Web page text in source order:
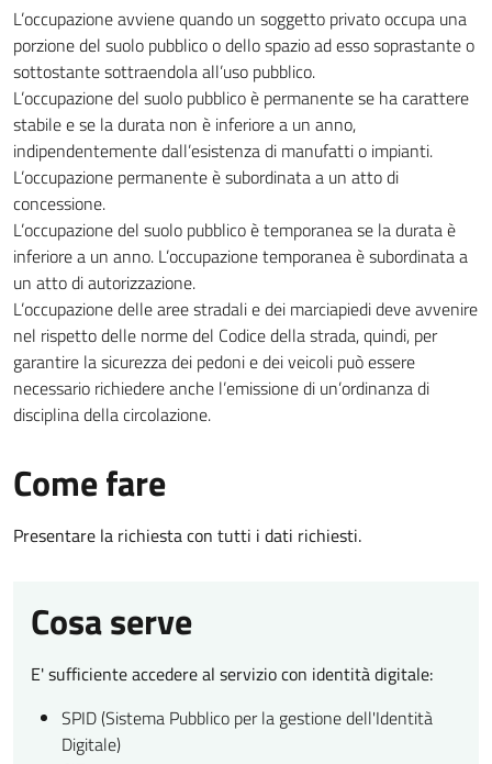
L’occupazione avviene quando un soggetto privato occupa una
porzione del suolo pubblico o dello spazio ad esso soprastante o
sottostante sottraendola all’uso pubblico.
L’occupazione del suolo pubblico è permanente se ha carattere
stabile e se la durata non è inferiore a un anno,
indipendentemente dall’esistenza di manufatti o impianti.
L’occupazione permanente è subordinata a un atto di
concessione.
L’occupazione del suolo pubblico è temporanea se la durata è
inferiore a un anno. L’occupazione temporanea è subordinata a
un atto di autorizzazione.
L’occupazione delle aree stradali e dei marciapiedi deve avvenire
nel rispetto delle norme del Codice della strada, quindi, per
garantire la sicurezza dei pedoni e dei veicoli può essere
necessario richiedere anche l’emissione di un’ordinanza di
disciplina della circolazione.
Come fare
Presentare la richiesta con tutti i dati richiesti.
Cosa serve
E' sufficiente accedere al servizio con identità digitale:
SPID (Sistema Pubblico per la gestione dell'Identità
Digitale)